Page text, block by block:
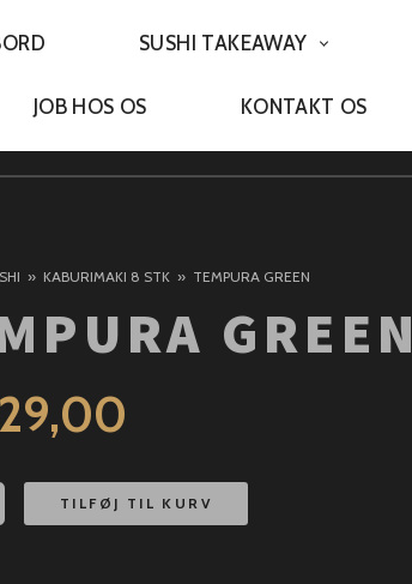
SUSHI TAKEAWAY
JOB HOS OS KONTAKT OS
KABURIMAKI 8 STK TEMPURA GREEN
GREEN
TILFØJ TIL KURV